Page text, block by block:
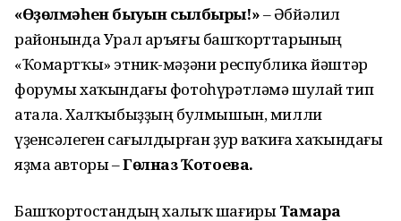
«Өҙөлмәһен быуын сылбыры!»– Әбйәлил
районында Урал аръяғы башҡорттарының
«Ҡомартҡы» этник-мәҙәни республика йәштәр
форумы хаҡындағы фотоһүрәтләмә шулай тип
атала. Халҡыбыҙҙың булмышын, милли
үҙенсәлеген сағылдырған ҙур ваҡиға хаҡындағы
яҙма авторы –Гөлназ Ҡотоева.
Башҡортостандың халыҡ шағирыТамара